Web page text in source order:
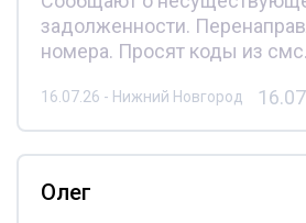
задолженности.
номера. Просят коды из смс.
16.07.26 - Нижний Новгород
Олег